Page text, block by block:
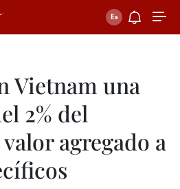
Vietnam una
2% del
agregado a